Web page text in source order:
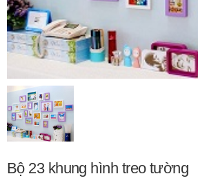
Bộ 23 khung hình treo tường